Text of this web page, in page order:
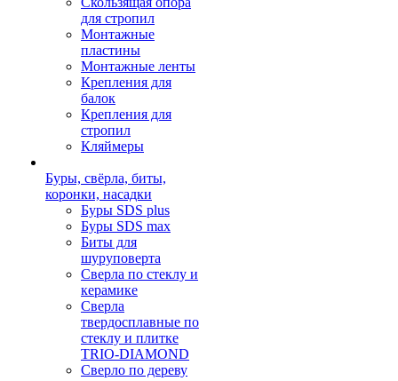
для стропил
Монтажные
пластины
Монтажные ленты
Крепления для
балок
Крепления для
стропил
Кляймеры
Буры, свёрла, биты,
коронки, насадки
Буры SDS plus
Буры SDS max
Биты для
шуруповерта
Сверла по стеклу и
керамике
Сверла
твердосплавные по
стеклу и плитке
TRIO-DIAMOND
Сверло по дереву